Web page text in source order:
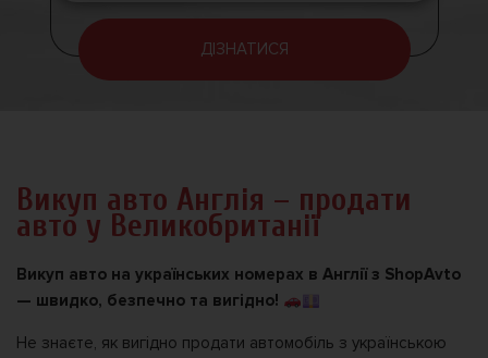
ДІЗНАТИСЯ
Викуп авто Англія – продати
авто у Великобританії
Викуп авто на українських номерах в Англії з ShopAvto
— швидко, безпечно та вигідно!
Не знаєте, як вигідно продати автомобіль з українською